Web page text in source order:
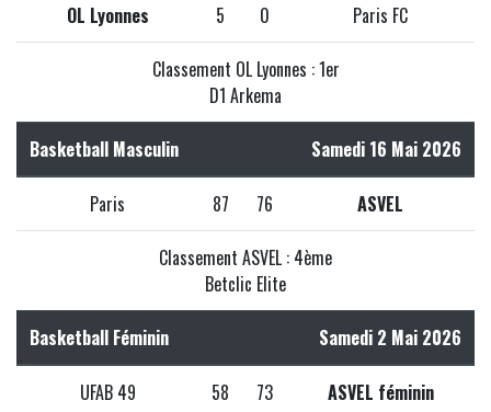
OL Lyonnes 5 0 Paris FC
Classement OL Lyonnes : 1er
D1 Arkema
Basketball Masculin Samedi 16 Mai 2026
Paris 87 76 ASVEL
Classement ASVEL : 4ème
Betclic Elite
Basketball Féminin Samedi 2 Mai 2026
UFAB 49 58 73 ASVEL féminin